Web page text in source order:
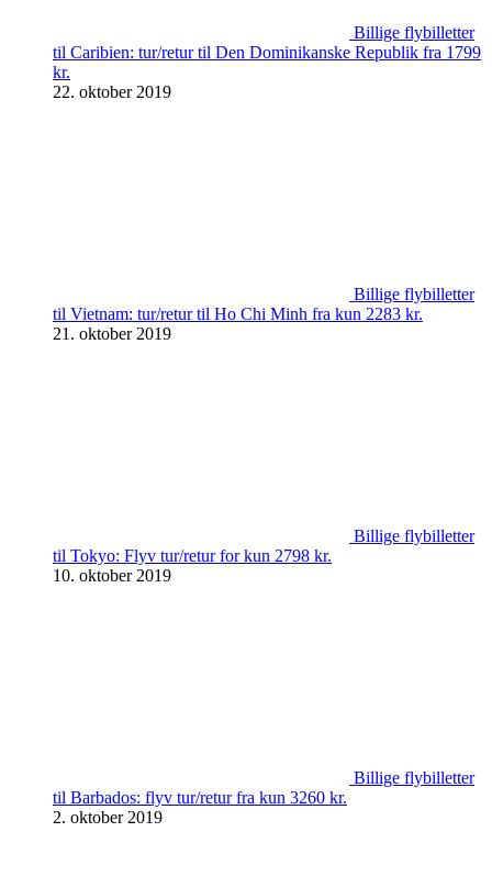
Billige flybilletter
til Caribien: tur/retur til Den Dominikanske Republik fra 1799
kr.
22. oktober 2019
Billige flybilletter
til Vietnam: tur/retur til Ho Chi Minh fra kun 2283 kr.
21. oktober 2019
Billige flybilletter
til Tokyo: Flyv tur/retur for kun 2798 kr.
10. oktober 2019
Billige flybilletter
til Barbados: flyv tur/retur fra kun 3260 kr.
2. oktober 2019